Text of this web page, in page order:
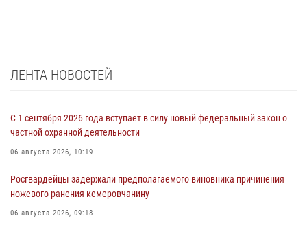
ЛЕНТА НОВОСТЕЙ
С 1 сентября 2026 года вступает в силу новый федеральный закон о
частной охранной деятельности
06 августа 2026, 10:19
Росгвардейцы задержали предполагаемого виновника причинения
ножевого ранения кемеровчанину
06 августа 2026, 09:18